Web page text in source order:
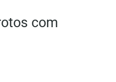
com